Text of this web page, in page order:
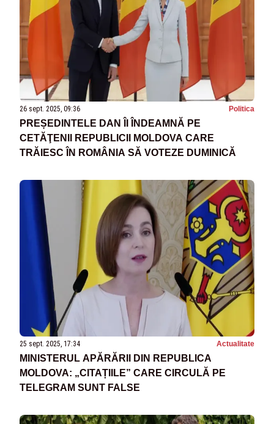
26 sept. 2025, 09:36 Politica
PREȘEDINTELE DAN ÎI ÎNDEAMNĂ PE
CETĂŢENII REPUBLICII MOLDOVA CARE
TRĂIESC ÎN ROMÂNIA SĂ VOTEZE DUMINICĂ
25 sept. 2025, 17:34 Actualitate
MINISTERUL APĂRĂRII DIN REPUBLICA
MOLDOVA: „CITAȚIILE” CARE CIRCULĂ PE
TELEGRAM SUNT FALSE